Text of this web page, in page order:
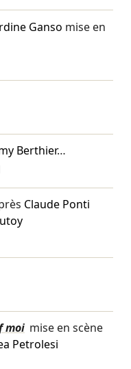
Ganso mise en
Berthier…
Claude Ponti
moi mise en scène
Petrolesi